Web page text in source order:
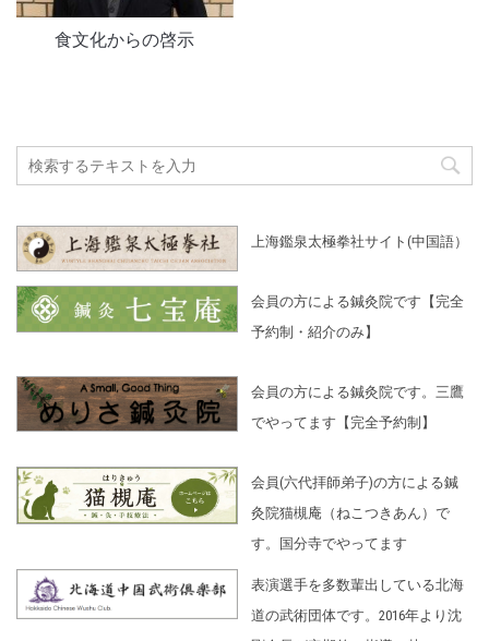
食文化からの啓示
上海鑑泉太極拳社サイト(中国語）
会員の方による鍼灸院です【完全
予約制・紹介のみ】
会員の方による鍼灸院です。三鷹
でやってます【完全予約制】
会員(六代拝師弟子)の方による鍼
灸院猫槻庵（ねこつきあん）で
す。国分寺でやってます
表演選手を多数輩出している北海
道の武術団体です。2016年より沈